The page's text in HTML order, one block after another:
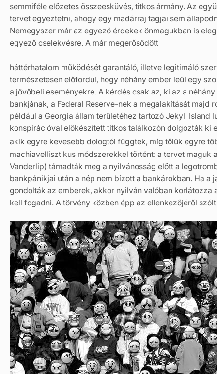
semmiféle előzetes összeesküvés, titkos ármány. Az
tervet egyeztetni, ahogy egy madárraj tagjai sem
Nemegyszer már az egyező érdekek önmagukban is
egyező cselekvésre. A már megerősödött
háttérhatalom működését garantáló, illetve legitimáló
természetesen előfordul, hogy néhány ember leül egy
a jövőbeli eseményekre. A kérdés csak az, ki az a
bankjának, a Federal Reserve-nek a megalakítását
például a Georgia állam területéhez tartozó Jekyll Island
konspirációval előkészített titkos találkozón dolgozták ki
akik egyre kevesebb dologtól függtek, míg tőlük egyre
machiavellisztikus módszerekkel történt: a tervet maguk
Vanderlip) támadták meg a nyilvánosság előtt a
bankpánikjai után a nép nem bízott a bankárokban. Ha
gondolták az emberek, akkor nyilván valóban
kell fogadni. A törvény közben épp az ellenkezőjéről